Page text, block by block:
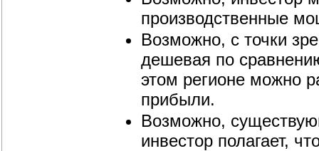
производственные
Возможно, с точки
дешевая по
этом регионе можно
прибыли.
Возможно,
инвестор полагает,